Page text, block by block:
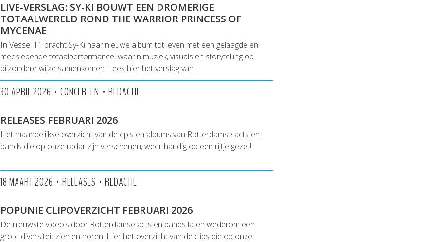
LIVE-VERSLAG: SY-KI BOUWT EEN DROMERIGE
TOTAALWERELD ROND THE WARRIOR PRINCESS OF
MYCENAE
In Vessel 11 bracht Sy-Ki haar nieuwe album tot leven met een gelaagde en
meeslepende totaalperformance, waarin muziek, visuals en storytelling op
bijzondere wijze samenkomen. Lees hier het verslag van…
30 APRIL 2026 • CONCERTEN • REDACTIE
RELEASES FEBRUARI 2026
Het maandelijkse overzicht van de ep's en albums van Rotterdamse acts en
bands die op onze radar zijn verschenen, weer handig op een rijtje gezet!
18 MAART 2026 • RELEASES • REDACTIE
POPUNIE CLIPOVERZICHT FEBRUARI 2026
De nieuwste video’s door Rotterdamse acts en bands laten wederom een
grote diversiteit zien en horen. Hier het overzicht van de clips die op onze